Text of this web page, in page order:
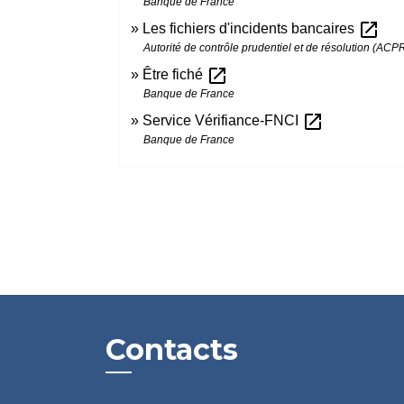
Les fichiers d'incidents bancaires open_in_new
Autorité de contrôle prudentiel et de résolution
Être fiché open_in_new
Banque de France
Service Vérifiance-FNCI open_in_new
Banque de France
Contacts